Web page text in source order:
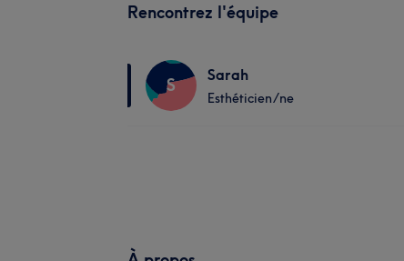
Rencontrez l'équipe
S Sarah
Esthéticien/ne